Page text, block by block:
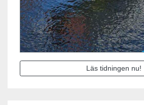
Läs tidningen nu!